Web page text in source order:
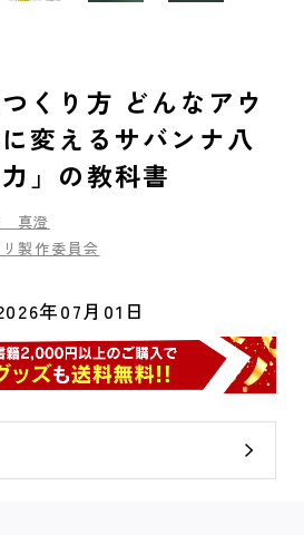
くり方 どんなアウ
変えるサバンナ八
」の教科書
真澄
製作委員会
年07月01日